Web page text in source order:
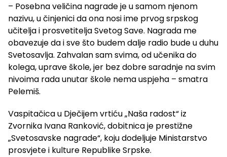
– Posebna veličina nagrade je u samom njenom
nazivu, u činjenici da ona nosi ime prvog srpskog
učitelja i prosvetitelja Svetog Save. Nagrada me
obavezuje da i sve što budem dalje radio bude u duhu
Svetosavlja. Zahvalan sam svima, od učenika do
kolega, uprave škole, jer bez dobre saradnje na svim
nivoima rada unutar škole nema uspjeha – smatra
Pelemiš.
Vaspitačica u Dječijem vrtiću „Naša radost“ iz
Zvornika Ivana Ranković, dobitnica je prestižne
„Svetosavske nagrade“, koju dodeljuje Ministarstvo
prosvjete i kulture Republike Srpske.